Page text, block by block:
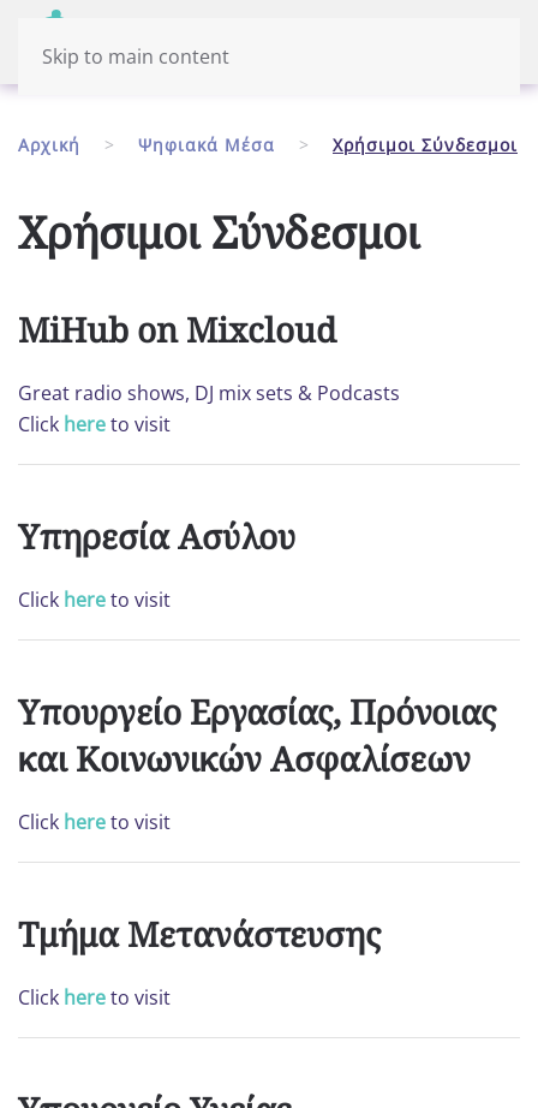
Skip to main content
Αρχική Ψηφιακά Μέσα Χρήσιμοι Σύνδεσμοι
Χρήσιμοι Σύνδεσμοι
MiHub on Mixcloud
Great radio shows, DJ mix sets & Podcasts
Click hereto visit
Υπηρεσία Ασύλου
Click hereto visit
Υπουργείο Εργασίας, Πρόνοιας
και Κοινωνικών Ασφαλίσεων
Click hereto visit
Τμήμα Μετανάστευσης
Click hereto visit